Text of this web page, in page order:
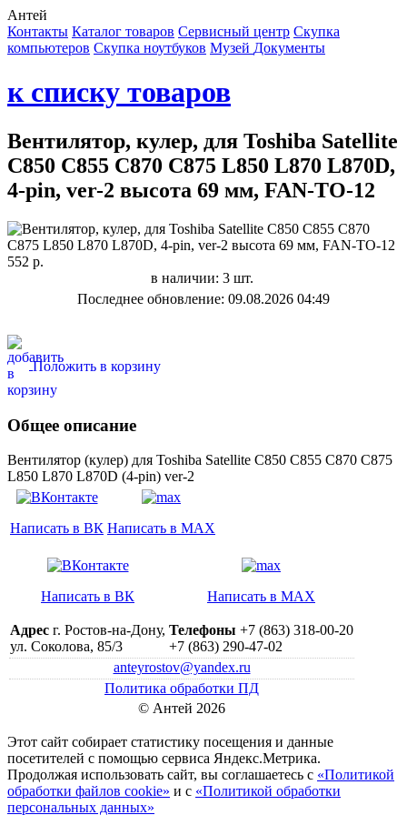
Антей
Контакты Каталог товаров Сервисный центр Cкупка
компьютеров Cкупка ноутбуков Музей Документы
к списку товаров
Вентилятор, кулер, для Toshiba Satellite
C850 C855 C870 C875 L850 L870 L870D,
4-pin, ver-2 высота 69 мм, FAN-TO-12
552 р.
в наличии: 3 шт.
Последнее обновление: 09.08.2026 04:49
Положить в корзину
Общее описание
Вентилятор (кулер) для Toshiba Satellite C850 C855 C870 C875
L850 L870 L870D (4-pin) ver-2
Написать в ВК Написать в MAX
Написать в ВК Написать в MAX
Адрес г. Ростов-на-Дону,
ул. Соколова, 85/3
Телефоны +7 (863) 318-00-20
+7 (863) 290-47-02
anteyrostov@yandex.ru
Политика обработки ПД
© Антей 2026
Этот сайт собирает статистику посещения и данные
посетителей c помощью сервиса Яндекс.Метрика.
Продолжая использовать сайт, вы соглашаетесь с «Политикой
обработки файлов cookie» и с «Политикой обработки
персональных данных»